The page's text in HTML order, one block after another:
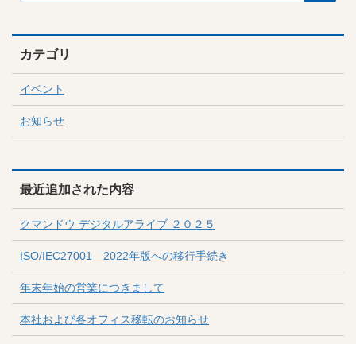
カテゴリ
イベント
お知らせ
最近追加された内容
クマンドウ デジタルアライブ ２０２５
ISO/IEC27001 2022年版への移行手続き
年末年始の営業につきまして
本社および各オフィス移転のお知らせ